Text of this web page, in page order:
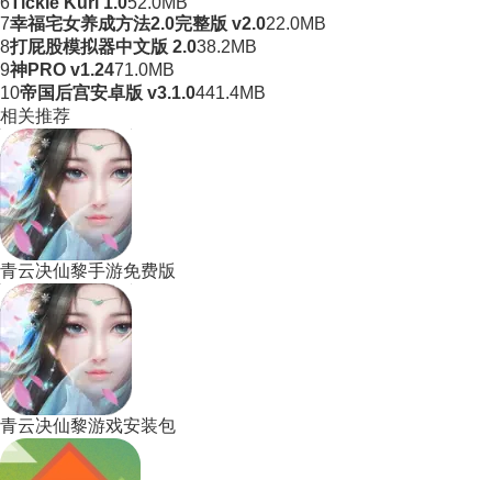
7幸福宅女养成方法2.0完整版 v2.022.0MB
8打屁股模拟器中文版 2.038.2MB
9神PRO v1.2471.0MB
10帝国后宫安卓版 v3.1.0441.4MB
相关推荐
青云决仙黎手游免费版
青云决仙黎游戏安装包